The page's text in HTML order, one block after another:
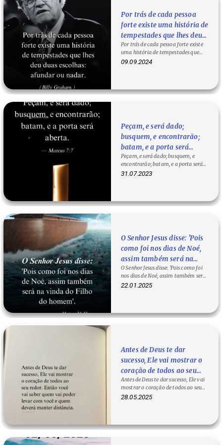
Por trás de cada pessoa
forte existe uma história de
tempestades que lhes deu
duas escolhas: afundar ou
nadar. — Billy Graham.
Por trás de cada pessoa forte existe
uma história de tempestades que
lhes deu duas escolhas: afundar ou…
09.09.2024
Peçam, e será dado;
busquem, e encontrarão;
batam, e a porta será
aberta. — Mateus 7:7
Peçam, e será dado; busquem, e
encontrarão; batam, e a porta será
31.07.2023
O Senhor Jesus disse: 'Pois
como foi nos dias de Noé,
assim também será na
vinda do Filho do homem'.
— Mateus 24:37
O Senhor Jesus disse: 'Pois como foi
nos dias de Noé, assim também será
na vinda do Filho do homem'. —…
22.01.2025
Antes de Deus te dar
sucesso, Ele vai mostrar o
coração de todos ao seu
redor. Então você vai saber
quem vai poder levar com
você e quem deverá manter
Antes de Deus te dar sucesso, Ele vai
mostrar o coração de todos ao seu
redor. Então você vai saber quem…
28.05.2025